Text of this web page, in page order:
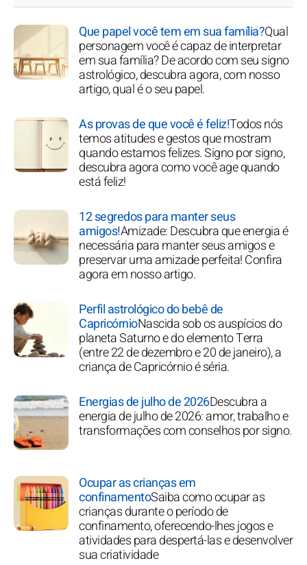
Que papel você tem em sua família?Qual
personagem você é capaz de interpretar
em sua família? De acordo com seu signo
astrológico, descubra agora, com nosso
artigo, qual é o seu papel.
As provas de que você é feliz!Todos nós
temos atitudes e gestos que mostram
quando estamos felizes. Signo por signo,
descubra agora como você age quando
está feliz!
12 segredos para manter seus
amigos!Amizade: Descubra que energia é
necessária para manter seus amigos e
preservar uma amizade perfeita! Confira
agora em nosso artigo.
Perfil astrológico do bebê de
CapricórnioNascida sob os auspícios do
planeta Saturno e do elemento Terra
(entre 22 de dezembro e 20 de janeiro), a
criança de Capricórnio é séria.
Energias de julho de 2026Descubra a
energia de julho de 2026: amor, trabalho e
transformações com conselhos por signo.
Ocupar as crianças em
confinamentoSaiba como ocupar as
crianças durante o período de
confinamento, oferecendo-lhes jogos e
atividades para despertá-las e desenvolver
sua criatividade